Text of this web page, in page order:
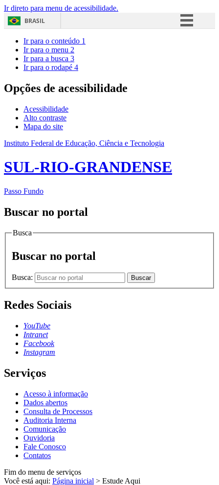
Ir direto para menu de acessibilidade.
BRASIL
Acesso à informação
Ir para o conteúdo 1
Ir para o menu 2
Ir para a busca 3
Ir para o rodapé 4
Opções de acessibilidade
Acessibilidade
Alto contraste
Mapa do site
Instituto Federal de Educação, Ciência e Tecnologia
SUL-RIO-GRANDENSE
Passo Fundo
Buscar no portal
Busca
Buscar no portal
Busca: Buscar
Redes Sociais
YouTube
Intranet
Facebook
Instagram
Serviços
Acesso à informação
Dados abertos
Consulta de Processos
Auditoria Interna
Comunicação
Ouvidoria
Fale Conosco
Contatos
Fim do menu de serviços
Você está aqui: Página inicial > Estude Aqui